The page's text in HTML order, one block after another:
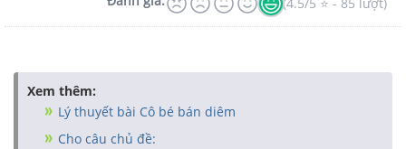
Xem thêm:
Lý thuyết bài Cô bé bán diêm
Cho câu chủ đề: